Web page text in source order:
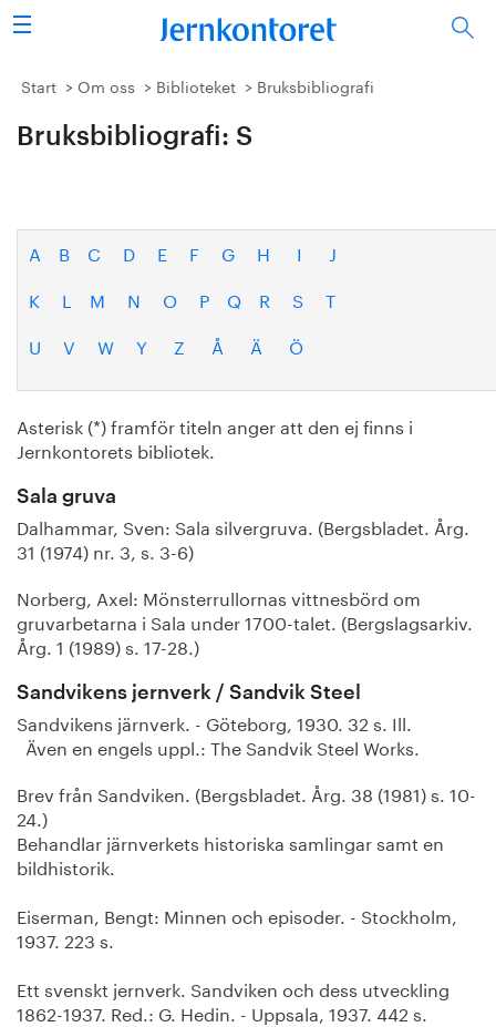
Sök
Stålindustrin
Vision 2050
Energi/miljö
Vi tycker
Publicerat
Bildbank
Start Om oss Biblioteket Bruksbibliografi
Bruksbibliografi: S
A B C D E F G H I
J
K
L M N O P Q R S
T
U
V W Y Z Å Ä Ö
Asterisk (*) framför titeln anger att den ej finns i
Jernkontorets bibliotek.
Sala gruva
Dalhammar, Sven: Sala silvergruva. (Bergsbladet. Årg.
31 (1974) nr. 3, s. 3-6)
Norberg, Axel: Mönsterrullornas vittnesbörd om
gruvarbetarna i Sala under 1700-talet. (Bergslagsarkiv.
Årg. 1 (1989) s. 17-28.)
Sandvikens jernverk / Sandvik Steel
Sandvikens järnverk. - Göteborg, 1930. 32 s. Ill.
Även en engels uppl.: The Sandvik Steel Works.
Brev från Sandviken. (Bergsbladet. Årg. 38 (1981) s. 10-
24.)
Behandlar järnverkets historiska samlingar samt en
bildhistorik.
Eiserman, Bengt: Minnen och episoder. - Stockholm,
1937. 223 s.
Ett svenskt jernverk. Sandviken och dess utveckling
1862-1937. Red.: G. Hedin. - Uppsala, 1937. 442 s.